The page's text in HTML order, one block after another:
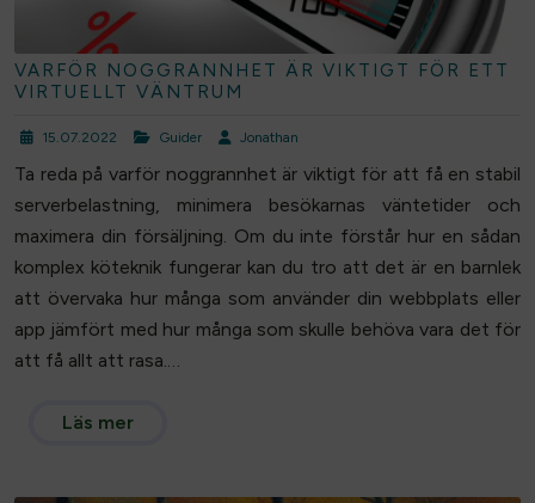
VARFÖR NOGGRANNHET ÄR VIKTIGT FÖR ETT
VIRTUELLT VÄNTRUM
15.07.2022 Guider Jonathan
Ta reda på varför noggrannhet är viktigt för att få en stabil
serverbelastning, minimera besökarnas väntetider och
maximera din försäljning. Om du inte förstår hur en sådan
komplex köteknik fungerar kan du tro att det är en barnlek
att övervaka hur många som använder din webbplats eller
app jämfört med hur många som skulle behöva vara det för
att få allt att rasa.…
Läs mer